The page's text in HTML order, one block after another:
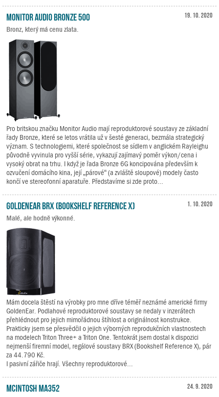
19. 10. 2020
Monitor Audio Bronze 500
Bronz, který má cenu zlata.
Pro britskou značku Monitor Audio mají reproduktorové soustavy ze základní
řady Bronze, které se letos vrátila už v šesté generaci, bezmála strategický
význam. S technologiemi, které společnost se sídlem v anglickém Rayleighu
původně vyvinula pro vyšší série, vykazují zajímavý poměr výkon/cena i
vysoký obrat na trhu. I když je řada Bronze 6G koncipována především k
ozvučení domácího kina, její „párové“ (a zvláště sloupové) modely často
končí ve stereofonní aparatuře. Představíme si zde proto...
1. 10. 2020
GoldenEar BRX (Bookshelf Reference X)
Malé, ale hodně výkonné.
Mám docela štěstí na výrobky pro mne dříve téměř neznámé americké firmy
GoldenEar. Podlahové reproduktorové soustavy se nedaly v inzerátech
přehlédnout pro jejich mimořádnou štíhlost a originálnost konstrukce.
Prakticky jsem se přesvědčil o jejich výborných reprodukčních vlastnostech
na modelech Triton Three+ a Triton One. Tentokrát jsem dostal k dispozici
nejmenší firemní model, regálové soustavy BRX (Bookshelf Reference X), pár
za 44.790 Kč.
I pasivní zářiče hrají. Všechny reproduktorové...
24. 9. 2020
McIntosh MA352